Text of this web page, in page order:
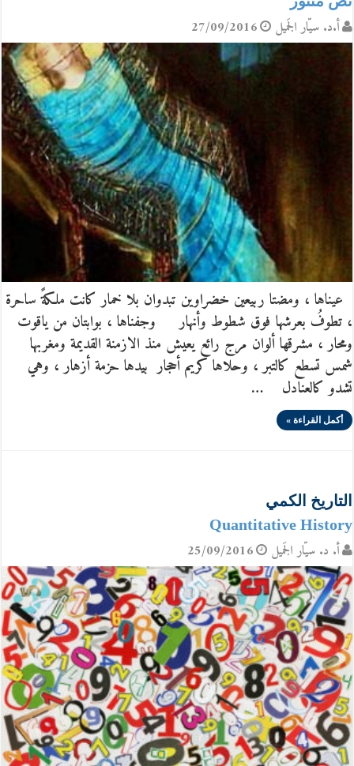
أ.د. سيّار الجَميل 27/09/2016
عيناها ، ومضتا ربيعين خضراوين تبدوان بلا خمار كانت ملكةً ساحرة
، تطوفُ بعرشها فوق شطوط وأنهار وجفناها ، بوابتان من ياقوت
ومحار ، مشرقها ألوان مرج رائع يعيش منذ الازمنة القديمة ومغربها
شمس تسطع كالتبر ، وحلاها كريم أحجار بيدها حزمة أزهار ، وهي
تشدو كالعنادل …
أكمل القراءة »
التاريخ الكمي
Quantitative History
أ. د. سيّار الجَميل 25/09/2016